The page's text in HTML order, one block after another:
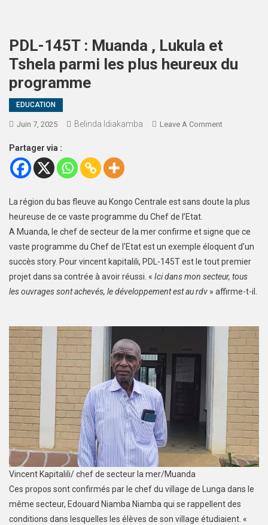
PDL-145T : Muanda , Lukula et
Tshela parmi les plus heureux du
programme
EDUCATION
Juin 7, 2025 Belinda Idiakamba Leave A Comment
Partager via :
La région du bas fleuve au Kongo Centrale est sans doute la plus
heureuse de ce vaste programme du Chef de l’Etat.
A Muanda, le chef de secteur de la mer confirme et signe que ce
vaste programme du Chef de l’Etat est un exemple éloquent d’un
succès story. Pour vincent kapitalili, PDL-145T est le tout premier
projet dans sa contrée à avoir réussi. « Ici dans mon secteur, tous
les ouvrages sont achevés, le développement est au rdv » affirme-t-il.
Vincent Kapitalili/ chef de secteur la mer/Muanda
Ces propos sont confirmés par le chef du village de Lunga dans le
même secteur, Edouard Niamba Niamba qui se rappellent des
conditions dans lesquelles les élèves de son village étudiaient. «